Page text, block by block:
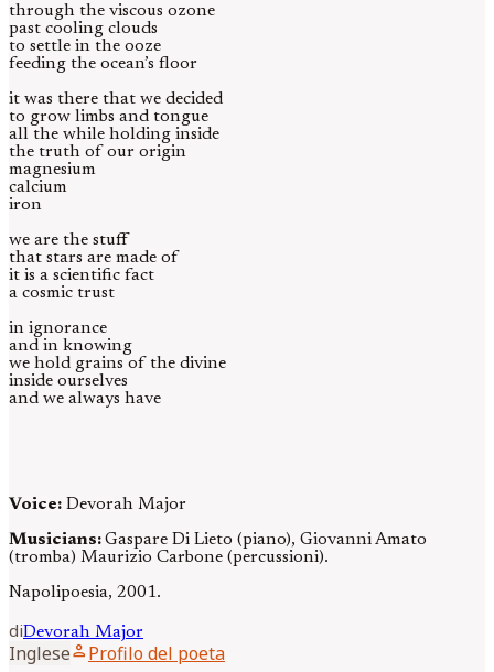
through the viscous ozone
past cooling clouds
to settle in the ooze
feeding the ocean’s floor
it was there that we decided
to grow limbs and tongue
all the while holding inside
the truth of our origin
magnesium
calcium
iron
we are the stuff
that stars are made of
it is a scientific fact
a cosmic trust
in ignorance
and in knowing
we hold grains of the divine
inside ourselves
and we always have
Voice: Devorah Major
Musicians:Gaspare Di Lieto (piano), Giovanni Amato
(tromba) Maurizio Carbone (percussioni).
Napolipoesia, 2001.
diDevorah Major
Ingleseperson Profilo del poeta